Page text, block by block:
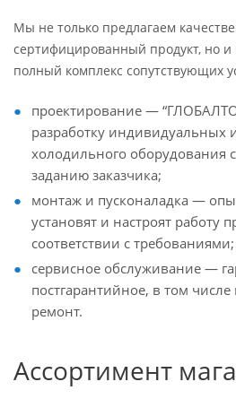
Мы не только предлагаем
сертифицированный продукт, но и
полный комплекс сопутствующих
проектирование —
разработку индивидуальных
холодильного оборудования
заданию заказчика;
монтаж и пусконаладка —
установят и настроят работу
соответствии с требованиями;
сервисное обслуживание —
постгарантийное, в том
ремонт.
Ассортимент